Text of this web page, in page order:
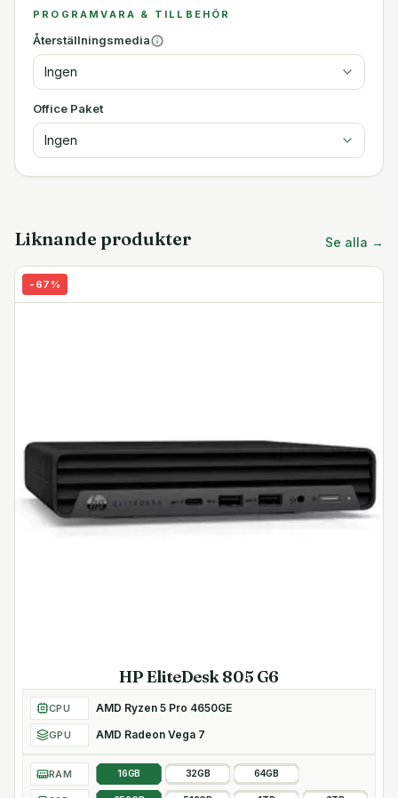
PROGRAMVARA & TILLBEHÖR
Återställningsmedia
Ingen
Office Paket
Ingen
Liknande produkter Se alla →
- 67 %
HP EliteDesk 805 G6
CPU AMD Ryzen 5 Pro 4650GE
GPU AMD Radeon Vega 7
RAM 16GB 32GB 64GB